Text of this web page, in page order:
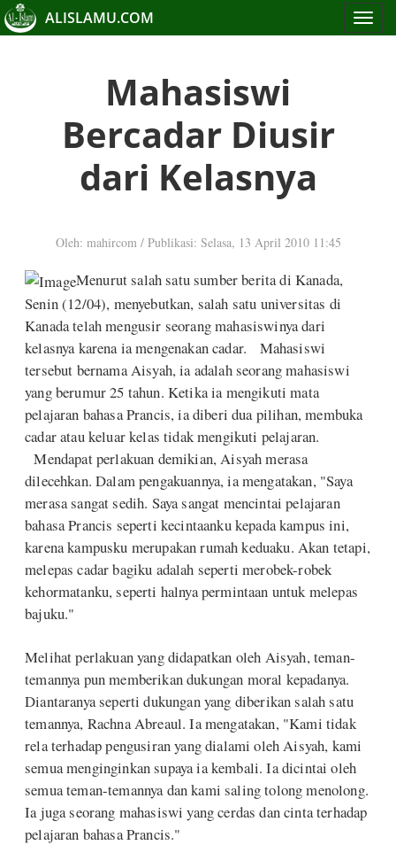
Toggle
ALISLAMU.COM
Mahasiswi
Bercadar Diusir
dari Kelasnya
Oleh: mahircom / Publikasi: Selasa, 13 April 2010 11:45
Menurut salah satu sumber berita di Kanada,
Senin (12/04), menyebutkan, salah satu universitas di
Kanada telah mengusir seorang mahasiswinya dari
kelasnya karena ia mengenakan cadar. Mahasiswi
tersebut bernama Aisyah, ia adalah seorang mahasiswi
yang berumur 25 tahun. Ketika ia mengikuti mata
pelajaran bahasa Prancis, ia diberi dua pilihan, membuka
cadar atau keluar kelas tidak mengikuti pelajaran.
Mendapat perlakuan demikian, Aisyah merasa
dilecehkan. Dalam pengakuannya, ia mengatakan, "Saya
merasa sangat sedih. Saya sangat mencintai pelajaran
bahasa Prancis seperti kecintaanku kepada kampus ini,
karena kampusku merupakan rumah keduaku. Akan tetapi,
melepas cadar bagiku adalah seperti merobek-robek
kehormatanku, seperti halnya permintaan untuk melepas
bajuku."
Melihat perlakuan yang didapatkan oleh Aisyah, teman-
temannya pun memberikan dukungan moral kepadanya.
Diantaranya seperti dukungan yang diberikan salah satu
temannya, Rachna Abreaul. Ia mengatakan, "Kami tidak
rela terhadap pengusiran yang dialami oleh Aisyah, kami
semua menginginkan supaya ia kembali. Ia dicintai oleh
semua teman-temannya dan kami saling tolong menolong.
Ia juga seorang mahasiswi yang cerdas dan cinta terhadap
pelajaran bahasa Prancis."